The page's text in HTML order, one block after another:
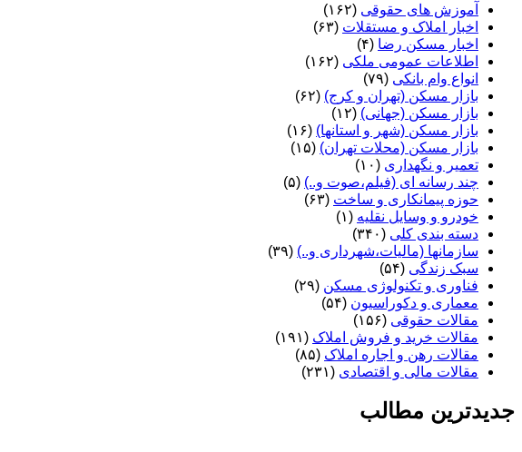
آموزش های حقوقی (۱۶۲)
اخبار املاک و مستقلات (۶۳)
اخبار مسکن رضا (۴)
اطلاعات عمومی ملکی (۱۶۲)
انواع وام بانکی (۷۹)
بازار مسکن (تهران و کرج) (۶۲)
بازار مسکن (جهانی) (۱۲)
بازار مسکن (شهر و استانها) (۱۶)
بازار مسکن (محلات تهران) (۱۵)
تعمیر و نگهداری (۱۰)
چند رسانه ای (فیلم،صوت و..) (۵)
حوزه پیمانکاری و ساخت (۶۳)
خودرو و وسایل نقلیه (۱)
دسته بندی کلی (۳۴۰)
سازمانها (مالیات،شهرداری و..) (۳۹)
سبک زندگی (۵۴)
فناوری و تکنولوژی مسکن (۲۹)
معماری و دکوراسیون (۵۴)
مقالات حقوقی (۱۵۶)
مقالات خرید و فروش املاک (۱۹۱)
مقالات رهن و اجاره املاک (۸۵)
مقالات مالی و اقتصادی (۲۳۱)
جدیدترین مطالب